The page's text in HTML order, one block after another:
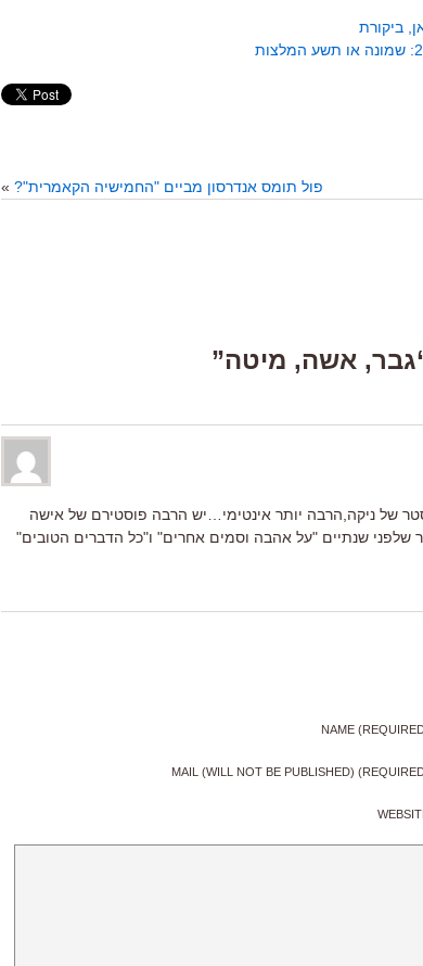
ביקורת
פול תומס אנדרסון מביים "החמישיה הקאמרית"? »
ניקה,הרבה יותר אינטימי…יש הרבה פוסטירם של אישה
שלפני שנתיים "על אהבה וסמים אחרים" ו"כל הדברים הטובים"
NAME
MAIL (WILL NOT BE PUBLISHED)